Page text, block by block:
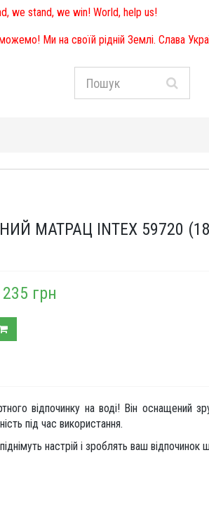
we stand, we win! World, help us!
Ми на своїй рідній Землі. Слава
МАТРАЦ INTEX 59720
235 грн
відпочинку на воді! Він оснащений
під час використання.
настрій і зроблять ваш